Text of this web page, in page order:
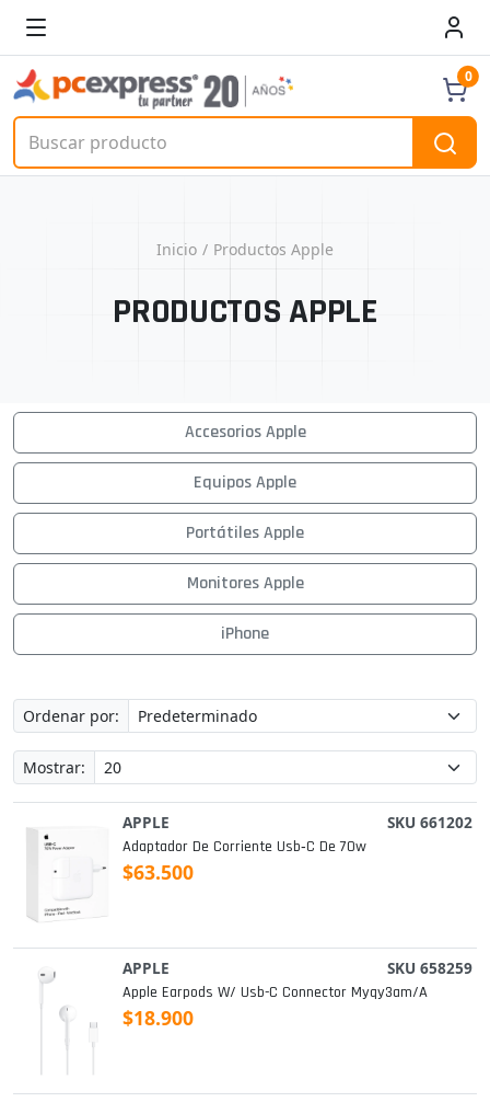
0
Inicio Productos Apple
PRODUCTOS APPLE
Accesorios Apple
Equipos Apple
Portátiles Apple
Monitores Apple
iPhone
Ordenar por:
Mostrar:
APPLE SKU 661202
Adaptador De Corriente Usb‑c De 70w
$63.500
APPLE SKU 658259
Apple Earpods W/ Usb-C Connector Myqy3am/a
$18.900